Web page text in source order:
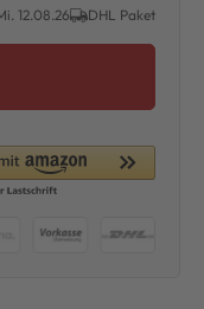
12.08.26 DHL Paket